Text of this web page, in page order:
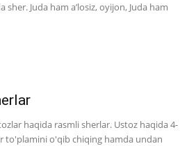
Juda ham a’losiz, oyijon, Juda ham
haqida rasmli sherlar. Ustoz haqida 4-
to'plamini o'qib chiqing hamda undan